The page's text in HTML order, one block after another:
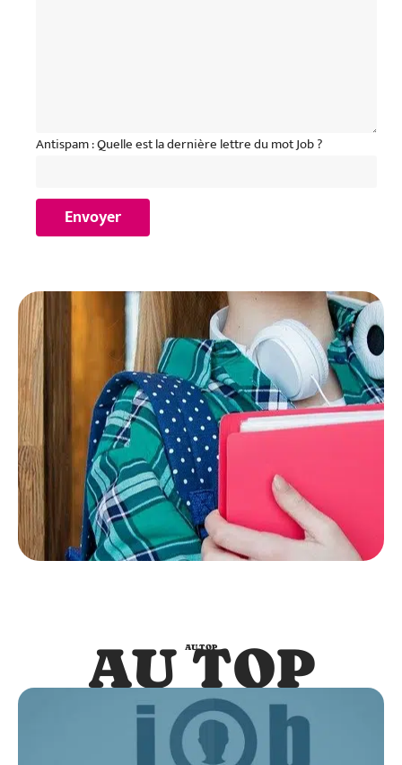
Antispam : Quelle est la dernière lettre du mot Job ?
AU TOP
AU TOP